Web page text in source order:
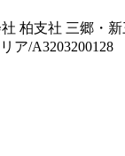
柏支社 三郷・
ア/A3203200128